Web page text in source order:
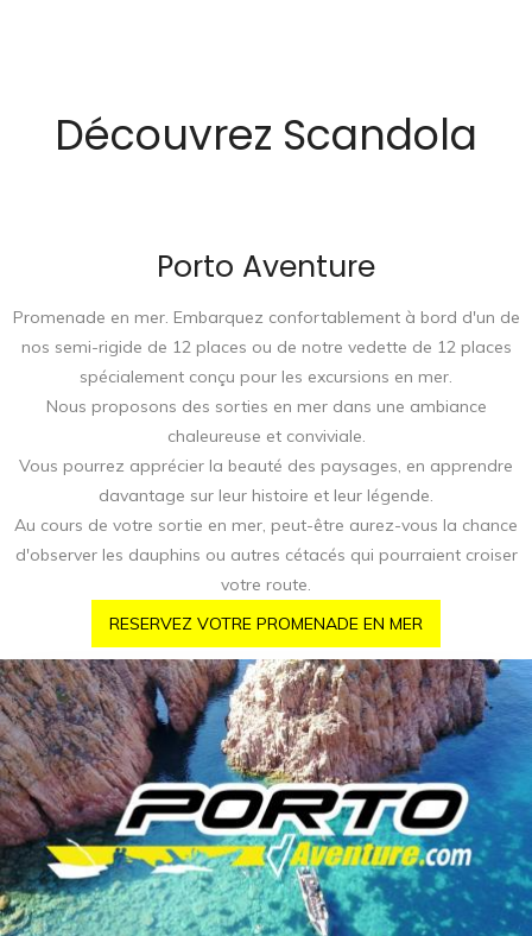
Découvrez Scandola
Porto Aventure
Promenade en mer. Embarquez confortablement à bord d'un de
nos semi-rigide de 12 places ou de notre vedette de 12 places
spécialement conçu pour les excursions en mer.
Nous proposons des sorties en mer dans une ambiance
chaleureuse et conviviale.
Vous pourrez apprécier la beauté des paysages, en apprendre
davantage sur leur histoire et leur légende.
Au cours de votre sortie en mer, peut-être aurez-vous la chance
d'observer les dauphins ou autres cétacés qui pourraient croiser
votre route.